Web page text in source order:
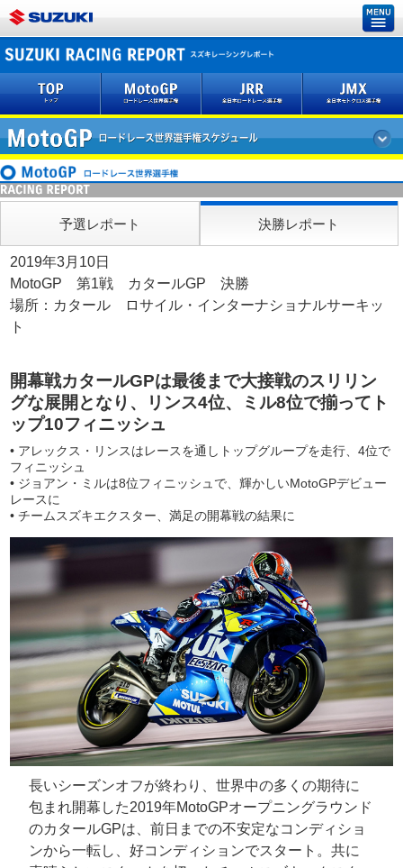
予選レポート 決勝レポート
2019年3月10日
MotoGP 第1戦 カタールGP 決勝
場所：カタール ロサイル・インターナショナルサーキッ
ト
開幕戦カタールGPは最後まで大接戦のスリリン
グな展開となり、リンス4位、ミル8位で揃ってト
ップ10フィニッシュ
• アレックス・リンスはレースを通しトップグループを走行、4位で
フィニッシュ
• ジョアン・ミルは8位フィニッシュで、輝かしいMotoGPデビュー
レースに
• チームスズキエクスター、満足の開幕戦の結果に
長いシーズンオフが終わり、世界中の多くの期待に
包まれ開幕した2019年MotoGPオープニングラウンド
のカタールGPは、前日までの不安定なコンディショ
ンから一転し、好コンディションでスタート。共に